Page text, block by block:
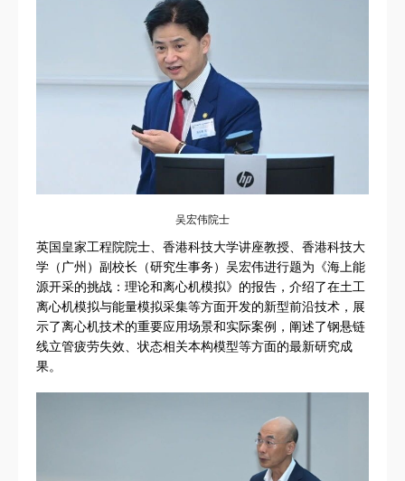
吴宏伟院士
英国皇家工程院院士、香港科技大学讲座教授、香港科技大
学（广州）副校长（研究生事务）吴宏伟进行题为《海上能
源开采的挑战：理论和离心机模拟》的报告，介绍了在土工
离心机模拟与能量模拟采集等方面开发的新型前沿技术，展
示了离心机技术的重要应用场景和实际案例，阐述了钢悬链
线立管疲劳失效、状态相关本构模型等方面的最新研究成
果。